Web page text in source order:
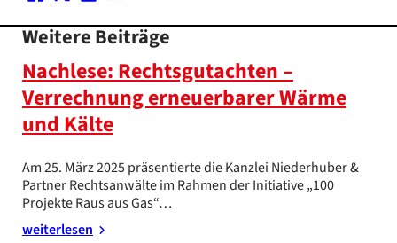
Weitere Beiträge
Nachlese: Rechtsgutachten –
Verrechnung erneuerbarer Wärme
und Kälte
Am 25. März 2025 präsentierte die Kanzlei Niederhuber &
Partner Rechtsanwälte im Rahmen der Initiative „100
Projekte Raus aus Gas“…
weiterlesen